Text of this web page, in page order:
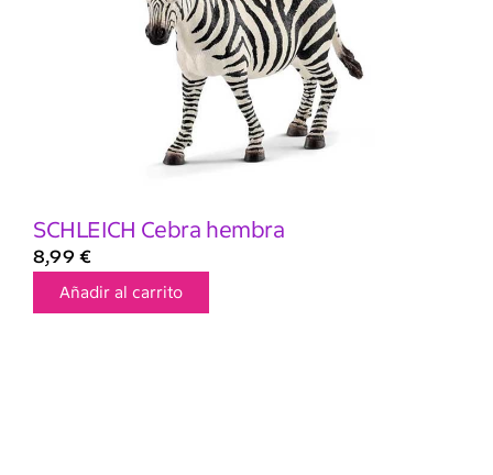
SCHLEICH Cebra hembra
8,99 €
Añadir al carrito